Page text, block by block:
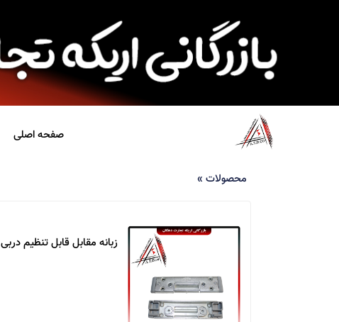
صفحه اصلی
محصولات »
زبانه مقابل قابل تنظیم دربی